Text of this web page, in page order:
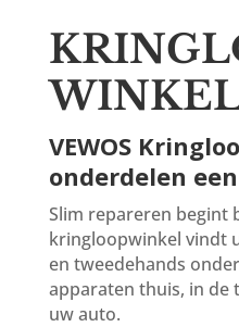
VEWOS
onderdelen
Slim repareren begint
kringloopwinkel vindt
en tweedehands
apparaten thuis, in de
uw auto.